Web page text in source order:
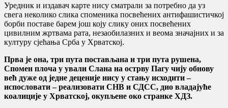
Уредник и издавач карте нису сматрали за потребно да уз
свега неколико слика споменика посвећених антифашистичкој
борби поставе барем још коју слику оних посвећених
цивилним жртвама рата, незаобилазних и веома значајних и за
културу сјећања Срба у Хрватској.
Прва је она, три пута постављана и три пута рушена,
Спомен плоча у ували Слана на острву Пагу чију обнову
већ дуже од једне деценије нису у стању исходити –
испословати – реализовати СНВ и СДСС, дио владајуће
коалиције у Хрватској, окупљене око странке ХДЗ.